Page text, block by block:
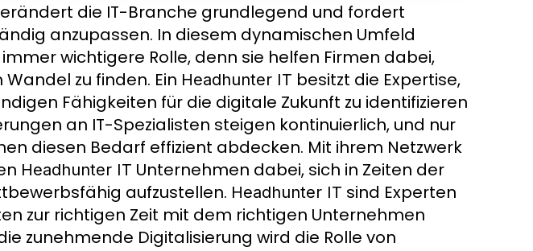
die IT-Branche grundlegend und fordert
anzupassen. In diesem dynamischen Umfeld
wichtigere Rolle, denn sie helfen Firmen dabei,
zu finden. Ein Headhunter IT besitzt die Expertise,
Fähigkeiten für die digitale Zukunft zu identifizieren
an IT-Spezialisten steigen kontinuierlich, und nur
diesen Bedarf effizient abdecken. Mit ihrem Netzwerk
Headhunter IT Unternehmen dabei, sich in Zeiten der
aufzustellen. Headhunter IT sind Experten
zur richtigen Zeit mit dem richtigen Unternehmen
zunehmende Digitalisierung wird die Rolle von